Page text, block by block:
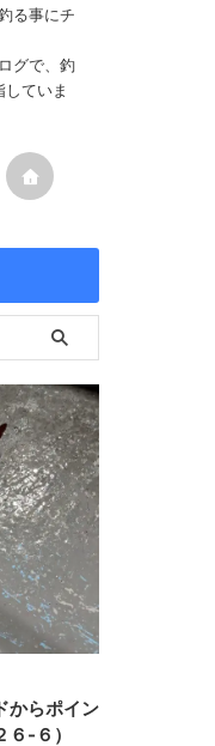
る事にチ
グで、釣
ていま
からポイン
-６）